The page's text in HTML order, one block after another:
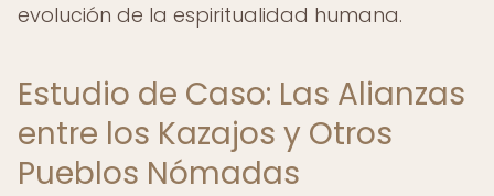
evolución de la espiritualidad humana.
Estudio de Caso: Las Alianzas
entre los Kazajos y Otros
Pueblos Nómadas